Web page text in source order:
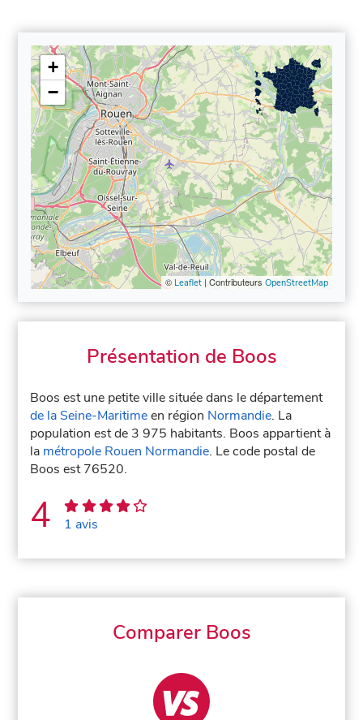
+
−
© Leaflet| Contributeurs OpenStreetMap
Présentation de Boos
Boos est une petite ville située dans le département
de la Seine-Maritimeen région Normandie. La
population est de 3 975 habitants. Boos appartient à
la métropole Rouen Normandie. Le code postal de
Boos est 76520.
4 1 avis
Comparer Boos